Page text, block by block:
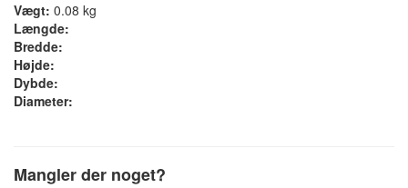
Vægt: 0.08 kg
Længde:
Bredde:
Højde:
Dybde:
Diameter:
Mangler der noget?